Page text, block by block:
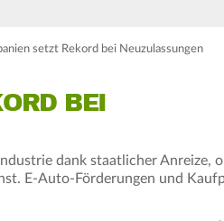
setzt Rekord bei Neuzulassungen
BEI
dank staatlicher Anreize,
E-Auto-Förderungen und